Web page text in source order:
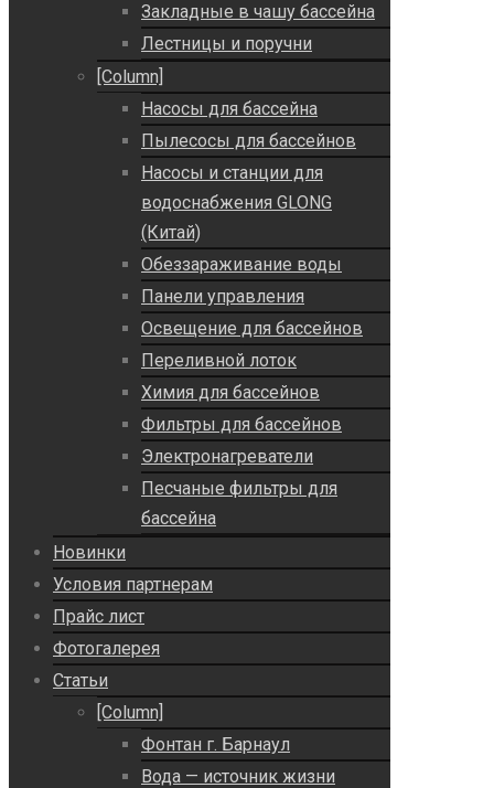
Закладные в чашу бассейна
Лестницы и поручни
[Column]
Насосы для бассейна
Пылесосы для бассейнов
Насосы и станции для
водоснабжения GLONG
(Китай)
Обеззараживание воды
Панели управления
Освещение для бассейнов
Переливной лоток
Химия для бассейнов
Фильтры для бассейнов
Электронагреватели
Песчаные фильтры для
бассейна
Новинки
Условия партнерам
Прайс лист
Фотогалерея
Статьи
[Column]
Фонтан г. Барнаул
Вода — источник жизни